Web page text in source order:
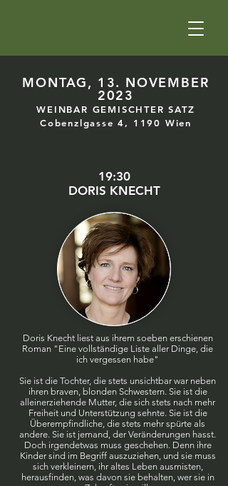
MONTAG, 13. NOVEMBER
2023
WEINBAR GEMISCHTER SATZ
Cobenzlgasse 4, 1190 Wien
19:30
DORIS KNECHT
Doris Knecht liest aus ihrem soeben erschienen
Roman "Eine vollständige Liste aller Dinge, die
ich vergessen habe"
Sie ist die Tochter, die stets unsichtbar war neben
ihren braven, blonden Schwestern. Sie ist die
alleinerziehende Mutter, die sich stets nach mehr
Freiheit und Unterstützung sehnte. Sie ist die
Überempfindliche, die stets mehr spürte als
andere. Sie ist jemand, der Veränderungen hasst.
Doch irgendetwas muss geschehen. Denn ihre
Kinder sind im Begriff auszuziehen, und sie muss
sich verkleinern, ihr altes Leben ausmisten,
herausfinden, was davon sie behalten, wer sie in